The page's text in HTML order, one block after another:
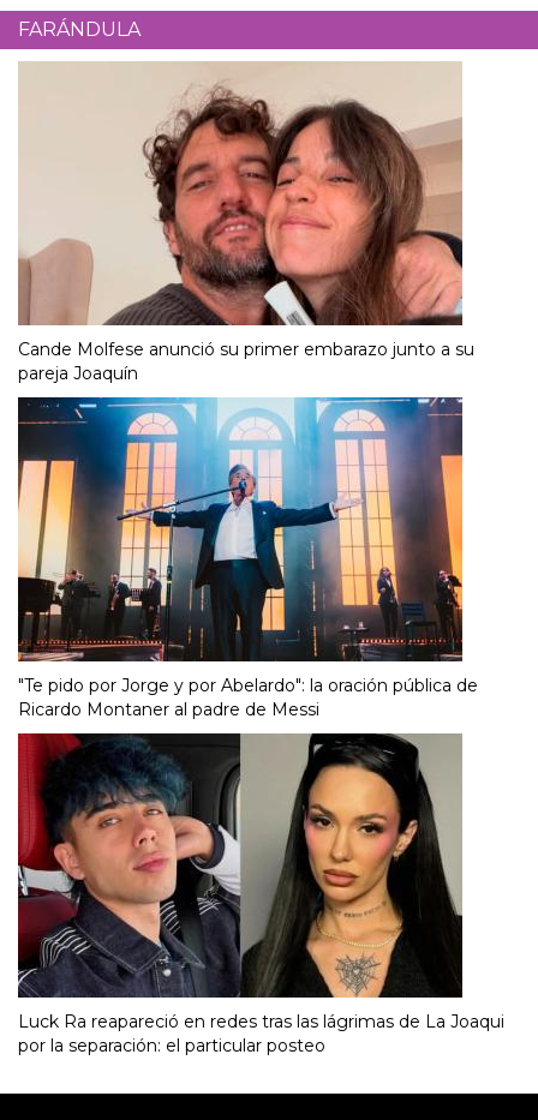
FARÁNDULA
Cande Molfese anunció su primer embarazo junto a su
pareja Joaquín
"Te pido por Jorge y por Abelardo": la oración pública de
Ricardo Montaner al padre de Messi
Luck Ra reapareció en redes tras las lágrimas de La Joaqui
por la separación: el particular posteo